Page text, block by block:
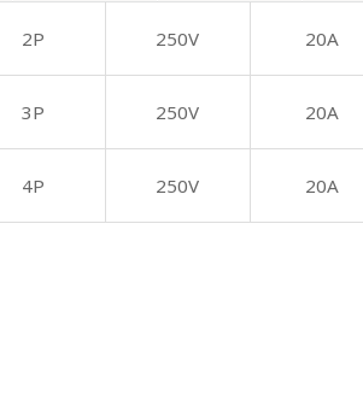
2P 250V 20A
3P 250V 20A
4P 250V 20A